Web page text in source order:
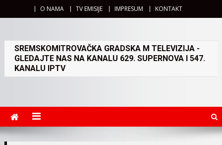
O NAMA TV EMISIJE IMPRESUM KONTAKT
SREMSKOMITROVAČKA GRADSKA M TELEVIZIJA -
GLEDAJTE NAS NA KANALU 629. SUPERNOVA I 547.
KANALU IPTV